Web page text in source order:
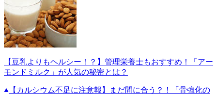
【豆乳よりもヘルシー！？】管理栄養士もおすすめ！「アー
モンドミルク」が人気の秘密とは？
【カルシウム不足に注意報】まだ間に合う？！「骨強化の